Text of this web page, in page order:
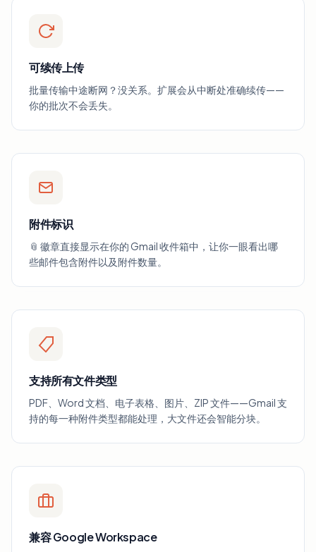
可续传上传
批量传输中途断网？没关系。扩展会从中断处准确续传——
你的批次不会丢失。
附件标识
📎 徽章直接显示在你的 Gmail 收件箱中，让你一眼看出哪
些邮件包含附件以及附件数量。
支持所有文件类型
PDF、Word 文档、电子表格、图片、ZIP 文件——Gmail 支
持的每一种附件类型都能处理，大文件还会智能分块。
兼容 Google Workspace